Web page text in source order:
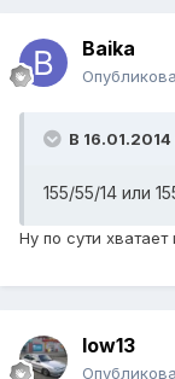
Baika
В 16.01.2014
155/55/14 или
Ну по сути
low13